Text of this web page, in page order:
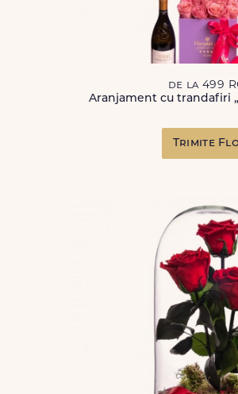
de la 499
Aranjament cu trandafiri
Trimite